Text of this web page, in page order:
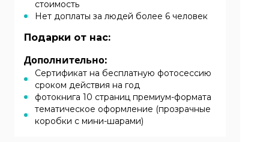
стоимость
Нет доплаты за людей более 6 человек
Подарки от нас:
Дополнительно:
Cертификат на бесплатную фотосессию
сроком действия на год
фотокнига 10 страниц премиум-формата
тематическое оформление (прозрачные
коробки с мини-шарами)